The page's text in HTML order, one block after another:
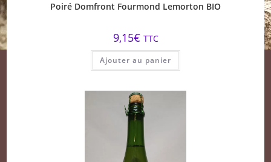
Poiré Domfront Fourmond Lemorton BIO
9,15€ TTC
Ajouter au panier